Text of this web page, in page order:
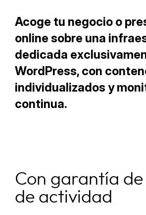
Acoge tu negocio o
online sobre una
dedicada
WordPress, con
individualizados y
continua.
Con garantía
de actividad